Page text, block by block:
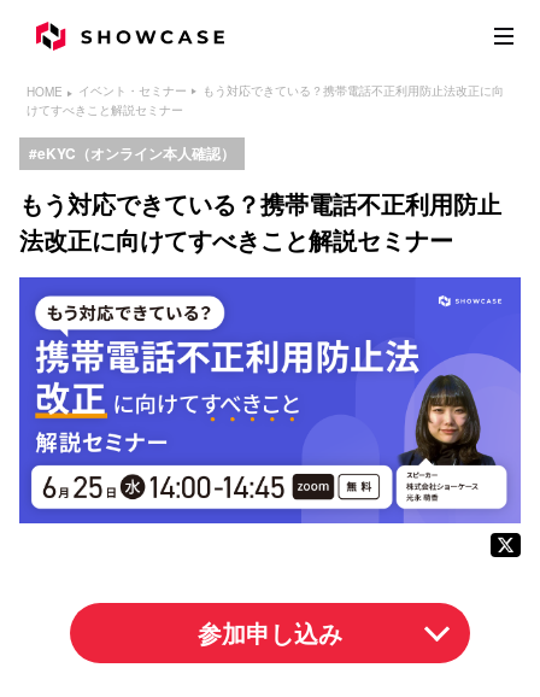
HOME イベント・セミナー
もう対応できている？携帯電話不正利用防止法改正に向
けてすべきこと解説セミナー
eKYC（オンライン本人確認）
もう対応できている？携帯電話不正利用防止
法改正に向けてすべきこと解説セミナー
参加申し込み